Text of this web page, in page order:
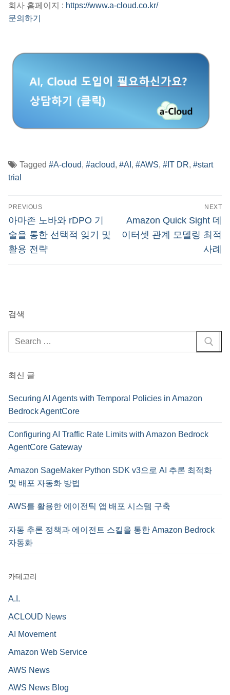
회사 홈페이지 : https://www.a-cloud.co.kr/
문의하기
Tagged #A-cloud, #acloud, #AI , #AWS, #IT DR, #start
trial
글
탐
색
PREVIOUS
Previous
post:
아마존 노바와 rDPO 기
술을 통한 선택적 잊기 및
활용 전략
NEXT
Next
post:
Amazon Quick Sight 데
이터셋 관계 모델링 최적
사례
검색
검
최신 글
Securing AI Agents with Temporal Policies in Amazon
Bedrock AgentCore
Configuring AI Traffic Rate Limits with Amazon Bedrock
AgentCore Gateway
Amazon SageMaker Python SDK v3으로 AI 추론 최적화
및 배포 자동화 방법
AWS를 활용한 에이전틱 앱 배포 시스템 구축
자동 추론 정책과 에이전트 스킬을 통한 Amazon Bedrock
자동화
카테고리
A.I.
ACLOUD News
AI Movement
Amazon Web Service
AWS News
AWS News Blog